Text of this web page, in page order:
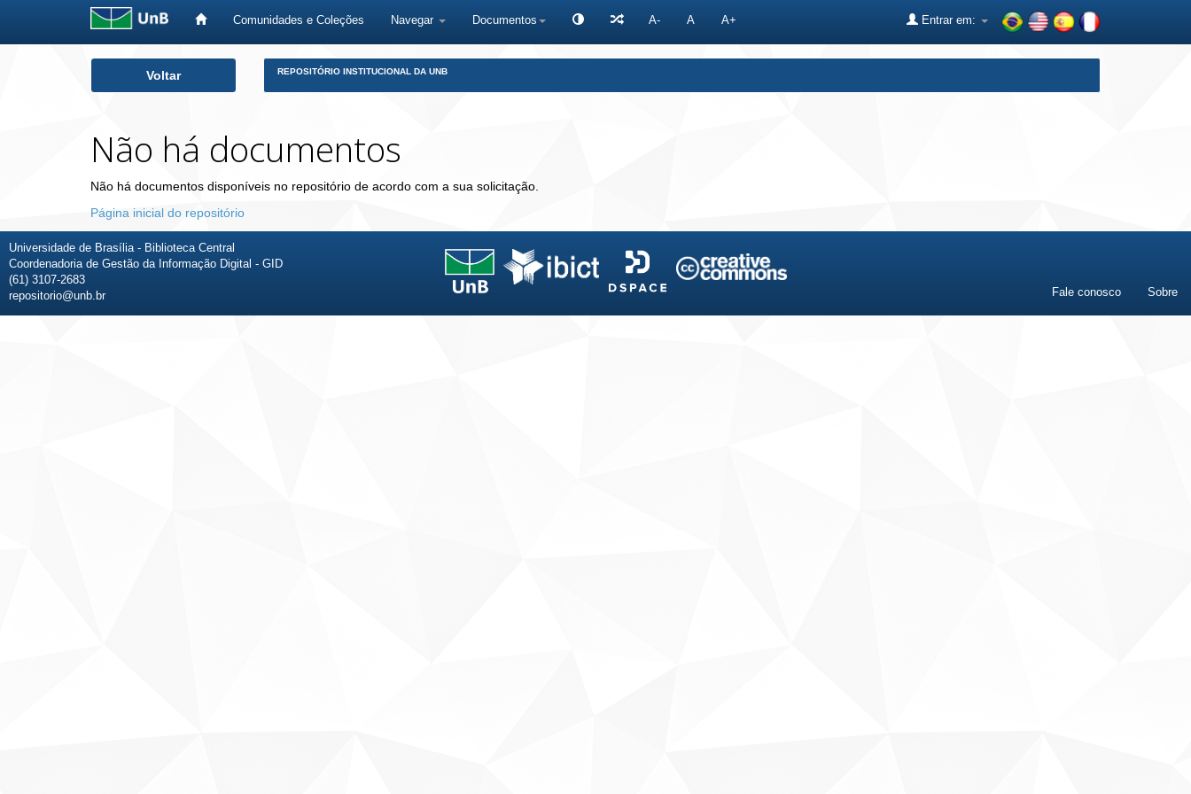
Comunidades e Coleções Navegar Documentos A- A A+ Entrar em:
Voltar REPOSITÓRIO INSTITUCIONAL DA UNB
Não há documentos
Não há documentos disponíveis no repositório de acordo com a sua solicitação.
Página inicial do repositório
Universidade de Brasília - Biblioteca Central
Coordenadoria de Gestão da Informação Digital - GID
(61) 3107-2683
repositorio@unb.br
Fale conosco Sobre